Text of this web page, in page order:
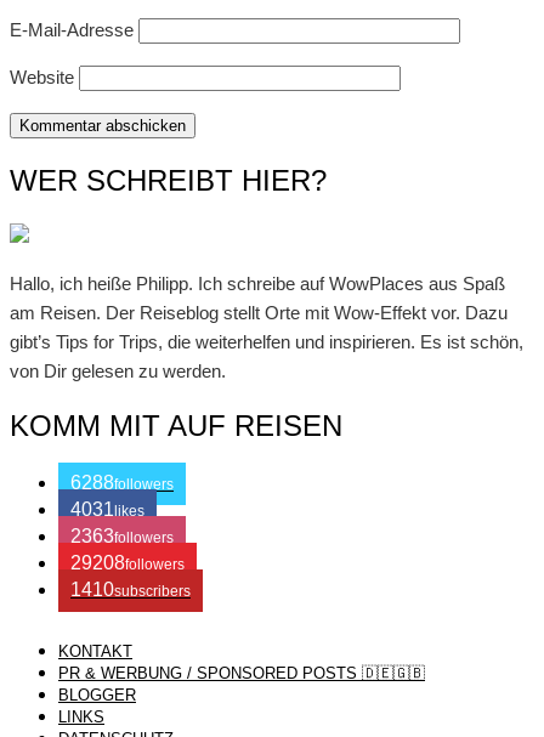
E-Mail-Adresse
Website
WER SCHREIBT HIER?
Hallo, ich heiße Philipp. Ich schreibe auf WowPlaces aus Spaß
am Reisen. Der Reiseblog stellt Orte mit Wow-Effekt vor. Dazu
gibt’s Tips for Trips, die weiterhelfen und inspirieren. Es ist schön,
von Dir gelesen zu werden.
KOMM MIT AUF REISEN
6288followers
4031 likes
2363followers
29208followers
1410subscribers
/ Free WordPress Plugins and WordPress Themes by
Themes. Join us right now!
KONTAKT
PR & WERBUNG / SPONSORED POSTS 🇩🇪🇬🇧
BLOGGER
LINKS